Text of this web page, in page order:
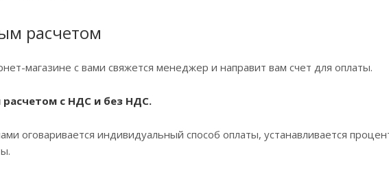
расчетом
магазине с вами свяжется менеджер и направит вам счет для оплаты.
с НДС и без НДС.
оговаривается индивидуальный способ оплаты, устанавливается